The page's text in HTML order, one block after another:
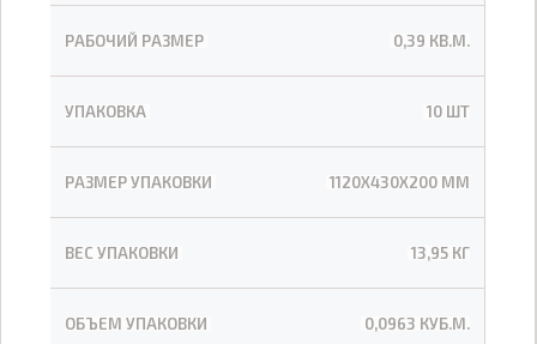
РАБОЧИЙ РАЗМЕР 0,39 КВ.М.
УПАКОВКА 10 ШТ
РАЗМЕР УПАКОВКИ 1120Х430Х200 ММ
ВЕС УПАКОВКИ 13,95 КГ
ОБЪЕМ УПАКОВКИ 0,0963 КУБ.М.